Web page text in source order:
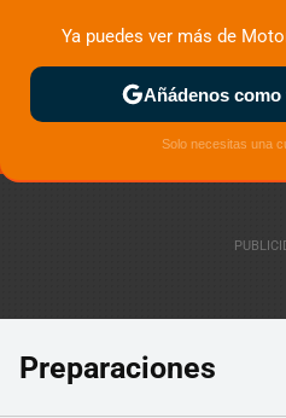
MENÚ
ZONA DE PRUEBAS
Preparaciones
Ya puedes ver más de
Añádenos
Solo necesitas una